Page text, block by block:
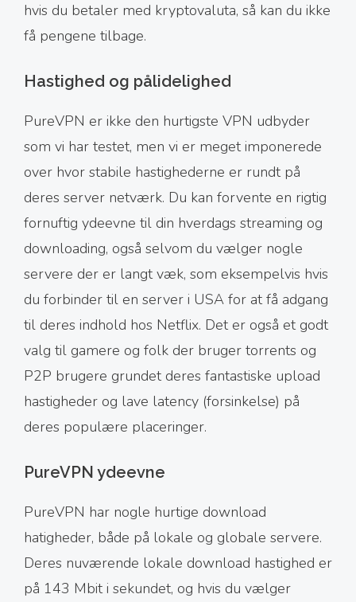
hvis du betaler med kryptovaluta, så kan du ikke
få pengene tilbage.
Hastighed og pålidelighed
PureVPN er ikke den hurtigste VPN udbyder
som vi har testet, men vi er meget imponerede
over hvor stabile hastighederne er rundt på
deres server netværk. Du kan forvente en rigtig
fornuftig ydeevne til din hverdags streaming og
downloading, også selvom du vælger nogle
servere der er langt væk, som eksempelvis hvis
du forbinder til en server i USA for at få adgang
til deres indhold hos Netflix. Det er også et godt
valg til gamere og folk der bruger torrents og
P2P brugere grundet deres fantastiske upload
hastigheder og lave latency (forsinkelse) på
deres populære placeringer.
PureVPN ydeevne
PureVPN har nogle hurtige download
hatigheder, både på lokale og globale servere.
Deres nuværende lokale download hastighed er
på 143 Mbit i sekundet, og hvis du vælger